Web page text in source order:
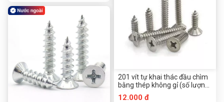
201 vít tự khai thác đầu chìm
bằng thép không gỉ (số lượng
lớn)
12.000 đ